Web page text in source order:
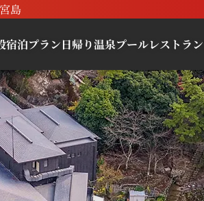
島
宿泊プラン日帰り温泉プールレストラン